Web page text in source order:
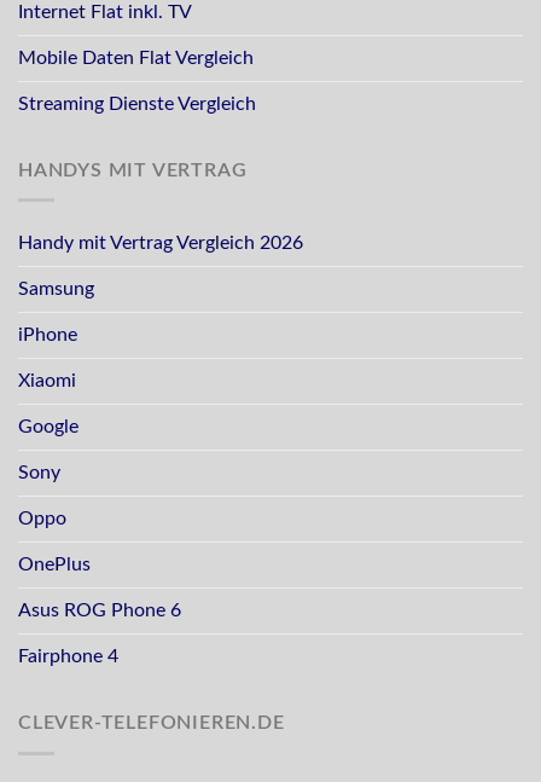
Internet Flat inkl. TV
Mobile Daten Flat Vergleich
Streaming Dienste Vergleich
HANDYS MIT VERTRAG
Handy mit Vertrag Vergleich 2026
Samsung
iPhone
Xiaomi
Google
Sony
Oppo
OnePlus
Asus ROG Phone 6
Fairphone 4
CLEVER-TELEFONIEREN.DE